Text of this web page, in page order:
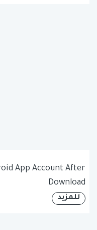
App Account After
Download
للمزيد